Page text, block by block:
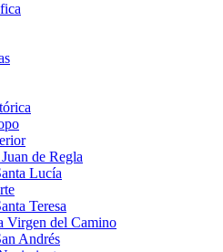
de Regla
Lucía
Teresa
Virgen del Camino
Andrés